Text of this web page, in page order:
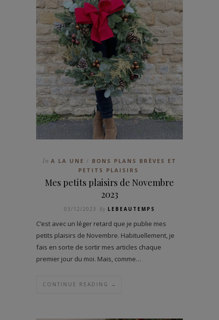
In A LA UNE /
BONS PLANS BRÈVES ET
PETITS PLAISIRS
Mes petits plaisirs de Novembre
2023
03/12/2023 By LEBEAUTEMPS
C’est avec un léger retard que je publie mes
petits plaisirs de Novembre. Habituellement, je
fais en sorte de sortir mes articles chaque
premier jour du moi. Mais, comme…
CONTINUE READING →